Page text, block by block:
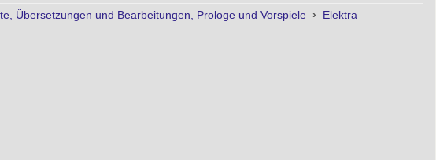
Übersetzungen und Bearbeitungen, Prologe und Vorspiele › Elektra